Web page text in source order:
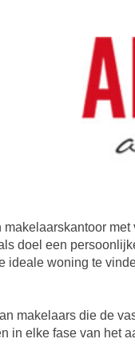
doel een
ideale woning te
makelaars die de
in elke fase van het